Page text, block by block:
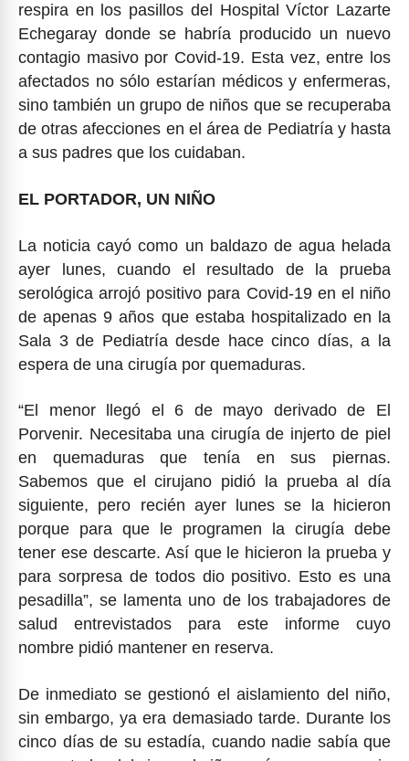
respira en los pasillos del Hospital Víctor Lazarte
Echegaray donde se habría producido un nuevo
contagio masivo por Covid-19. Esta vez, entre los
afectados no sólo estarían médicos y enfermeras,
sino también un grupo de niños que se recuperaba
de otras afecciones en el área de Pediatría y hasta
a sus padres que los cuidaban.
EL PORTADOR, UN NIÑO
La noticia cayó como un baldazo de agua helada
ayer lunes, cuando el resultado de la prueba
serológica arrojó positivo para Covid-19 en el niño
de apenas 9 años que estaba hospitalizado en la
Sala 3 de Pediatría desde hace cinco días, a la
espera de una cirugía por quemaduras.
“El menor llegó el 6 de mayo derivado de El
Porvenir. Necesitaba una cirugía de injerto de piel
en quemaduras que tenía en sus piernas.
Sabemos que el cirujano pidió la prueba al día
siguiente, pero recién ayer lunes se la hicieron
porque para que le programen la cirugía debe
tener ese descarte. Así que le hicieron la prueba y
para sorpresa de todos dio positivo. Esto es una
pesadilla”, se lamenta uno de los trabajadores de
salud entrevistados para este informe cuyo
nombre pidió mantener en reserva.
De inmediato se gestionó el aislamiento del niño,
sin embargo, ya era demasiado tarde. Durante los
cinco días de su estadía, cuando nadie sabía que